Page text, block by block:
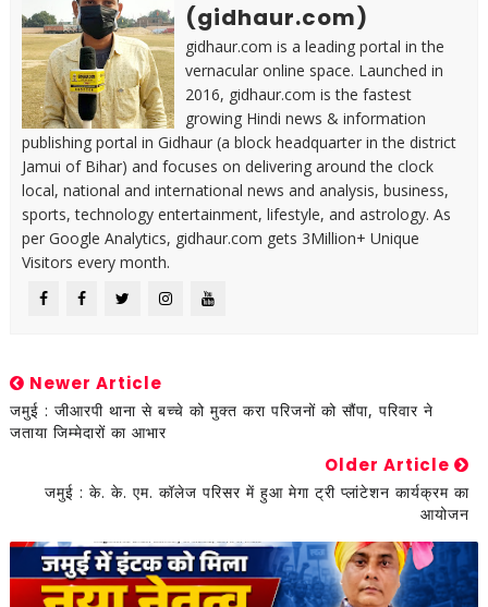
(gidhaur.com)
gidhaur.com is a leading portal in the
vernacular online space. Launched in
2016, gidhaur.com is the fastest
growing Hindi news & information
publishing portal in Gidhaur (a block headquarter in the district
Jamui of Bihar) and focuses on delivering around the clock
local, national and international news and analysis, business,
sports, technology entertainment, lifestyle, and astrology. As
per Google Analytics, gidhaur.com gets 3Million+ Unique
Visitors every month.
Newer Article
जमुई : जीआरपी थाना से बच्चे को मुक्त करा परिजनों को सौंपा, परिवार ने
जताया जिम्मेदारों का आभार
Older Article
जमुई : के. के. एम. कॉलेज परिसर में हुआ मेगा ट्री प्लांटेशन कार्यक्रम का
आयोजन